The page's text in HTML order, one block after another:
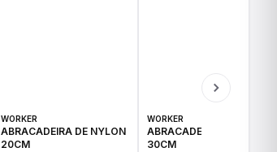
WORKER
ABRACADEIRA DE NYLON
20CM
WORKER
ABRACADEIRA DE NYLON
30CM